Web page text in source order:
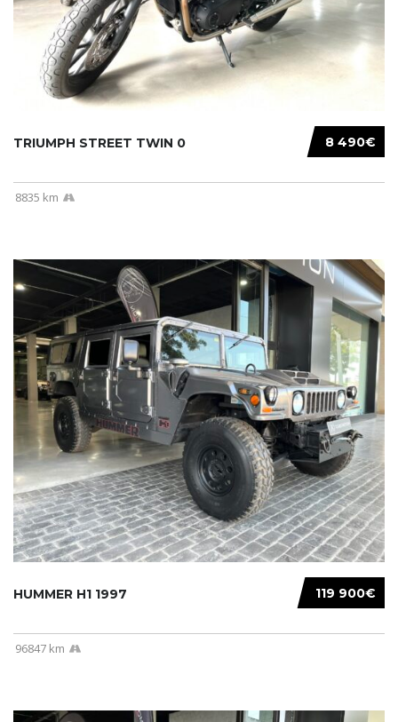
8 490€
TRIUMPH STREET TWIN 0
8835 km
119 900€
HUMMER H1 1997
96847 km